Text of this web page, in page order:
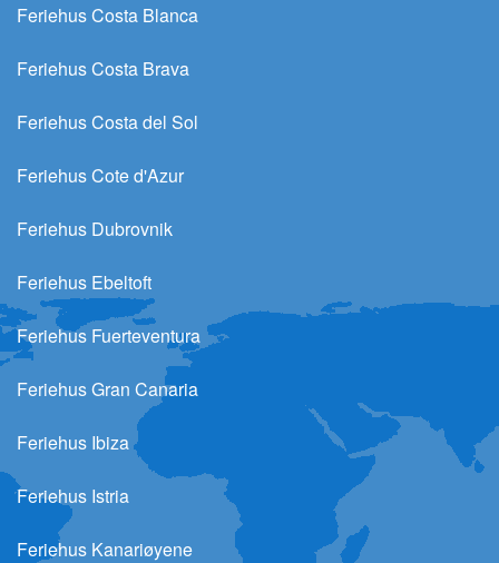
Feriehus Costa Blanca
Feriehus Costa Brava
Feriehus Costa del Sol
Feriehus Cote d'Azur
Feriehus Dubrovnik
Feriehus Ebeltoft
Feriehus Fuerteventura
Feriehus Gran Canaria
Feriehus Ibiza
Feriehus Istria
Feriehus Kanariøyene